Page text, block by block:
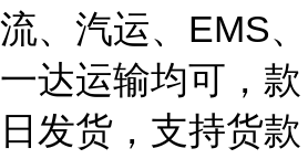
、汽运、EMS、
达运输均可，款
发货，支持货款